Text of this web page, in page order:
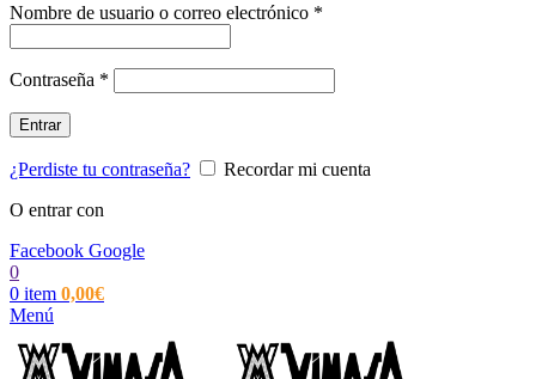
Nombre de usuario o correo electrónico *
Contraseña *
Entrar
¿Perdiste tu contraseña?
Recordar mi cuenta
O entrar con
Facebook Google
0
0 item 0,00€
Menú